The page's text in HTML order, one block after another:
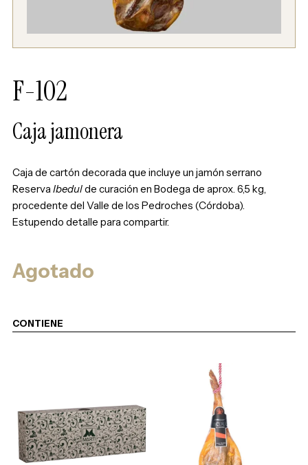
F-102
Caja jamonera
Caja de cartón decorada que incluye un jamón serrano
Reserva Ibedulde curación en Bodega de aprox. 6,5 kg,
procedente del Valle de los Pedroches (Córdoba).
Estupendo detalle para compartir.
Agotado
CONTIENE